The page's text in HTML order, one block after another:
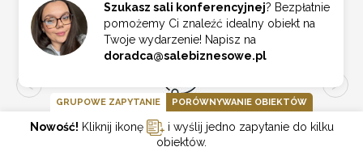
Szukasz sali konferencyjnej? Bezpłatnie
pomożemy Ci znaleźć idealny obiekt na
Twoje wydarzenie! Napisz na
doradca@salebiznesowe.pl
GRUPOWE ZAPYTANIE PORÓWNYWANIE OBIEKTÓW
Nowość! Kliknij ikonę
i wyślij jedno zapytanie do kilku
obiektów.